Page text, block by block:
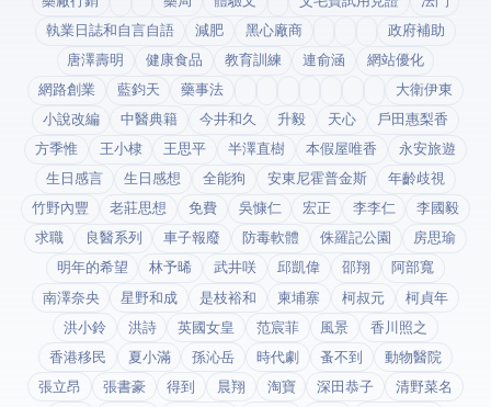
執業日誌和自言自語
減肥 黑心廠商
政府補助
唐澤壽明
健康食品 教育訓練 連俞涵
網站優化
網路創業
藍鈞天 藥事法
大衛伊東
小說改編
中醫典籍 今井和久 升毅 天心
戶田惠梨香
方季惟
王小棣 王思平 半澤直樹 本假屋唯香
永安旅遊
生日感言
生日感想 全能狗 安東尼霍普金斯
年齡歧視
竹野內豐
老莊思想 免費 吳慷仁 宏正 李李仁
李國毅
求職
良醫系列 車子報廢 防毒軟體 侏羅記公園
房思瑜
明年的希望
林予晞 武井咲 邱凱偉 邵翔
阿部寬
南澤奈央
星野和成 是枝裕和 柬埔寨 柯叔元
柯貞年
洪小鈴
洪詩 英國女皇 范宸菲 風景
香川照之
香港移民
夏小滿 孫沁岳 時代劇 蚤不到
動物醫院
張立昂
張書豪 得到app 晨翔 淘寶 深田恭子 清野菜名